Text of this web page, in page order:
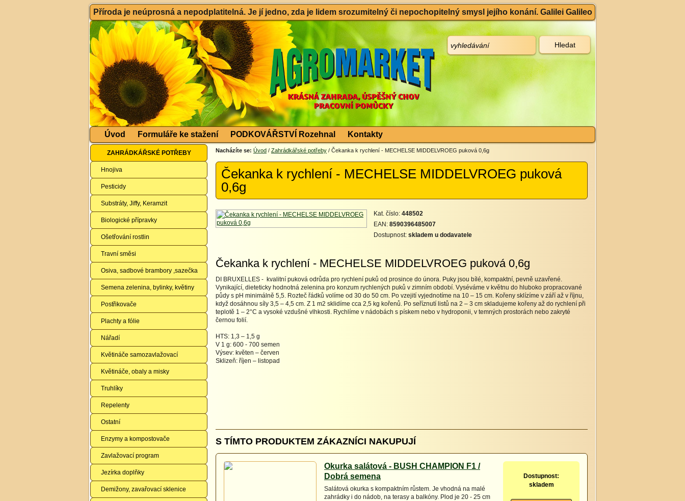
Příroda je neúprosná a nepodplatitelná. Je jí jedno, zda je lidem srozumitelný či nepochopitelný smysl jejího konání. Galilei Galileo
Úvod Formuláře ke stažení PODKOVÁŘSTVÍ Rozehnal Kontakty
ZAHRÁDKÁŘSKÉ POTŘEBY
Hnojiva
Pesticidy
Substráty, Jiffy, Keramzit
Biologické přípravky
Ošetřování rostlin
Travní směsi
Osiva, sadbové brambory ,sazečka
Semena zelenina, bylinky, květiny
Postřikovače
Plachty a fólie
Nářadí
Květináče samozavlažovací
Květináče, obaly a misky
Truhlíky
Repelenty
Ostatní
Enzymy a kompostovače
Zavlažovací program
Jezírka doplňky
Demižony, zavařovací sklenice
Nacházíte se: Úvod / Zahrádkářské potřeby / Čekanka k rychlení - MECHELSE MIDDELVROEG puková 0,6g
Čekanka k rychlení - MECHELSE MIDDELVROEG puková
0,6g
Kat. číslo: 448502
EAN: 8590396485007
Dostupnost: skladem u dodavatele
Čekanka k rychlení - MECHELSE MIDDELVROEG puková 0,6g
DI BRUXELLES - kvalitní puková odrůda pro rychlení puků od prosince do února. Puky jsou bílé, kompaktní, pevně uzavřené.
Vynikající, dieteticky hodnotná zelenina pro konzum rychlených puků v zimním období. Vyséváme v květnu do hluboko propracované
půdy s pH minimálně 5,5. Rozteč řádků volíme od 30 do 50 cm. Po vzejití vyjednotíme na 10 – 15 cm. Kořeny sklízíme v září až v říjnu,
když dosáhnou síly 3,5 – 4,5 cm. Z 1 m2 sklidíme cca 2,5 kg kořenů. Po seříznutí listů na 2 – 3 cm skladujeme kořeny až do rychlení při
teplotě 1 – 2°C a vysoké vzdušné vlhkosti. Rychlíme v nádobách s pískem nebo v hydroponii, v temných prostorách nebo zakryté
černou folií.
HTS: 1,3 – 1,5 g
V 1 g: 600 - 700 semen
Výsev: květen – červen
Sklizeň: říjen – listopad
S TÍMTO PRODUKTEM ZÁKAZNÍCI NAKUPUJÍ
Okurka salátová - BUSH CHAMPION F1 /
Dobrá semena
Salátová okurka s kompaktním růstem. Je vhodná na malé
zahrádky i do nádob, na terasy a balkóny. Plod je 20 - 25 cm
Dostupnost:
skladem